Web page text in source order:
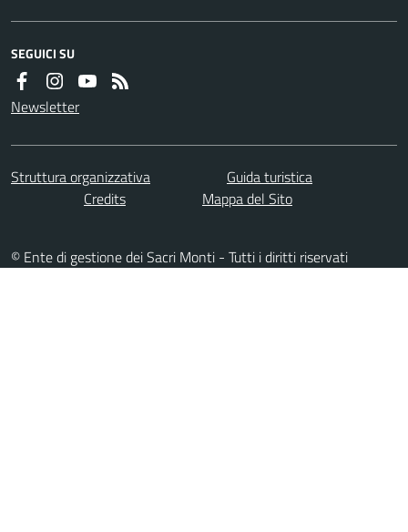
SEGUICI SU
Newsletter
Struttura organizzativa
Guida turistica
Credits
Mappa del Sito
© Ente di gestione dei Sacri Monti - Tutti i diritti riservati